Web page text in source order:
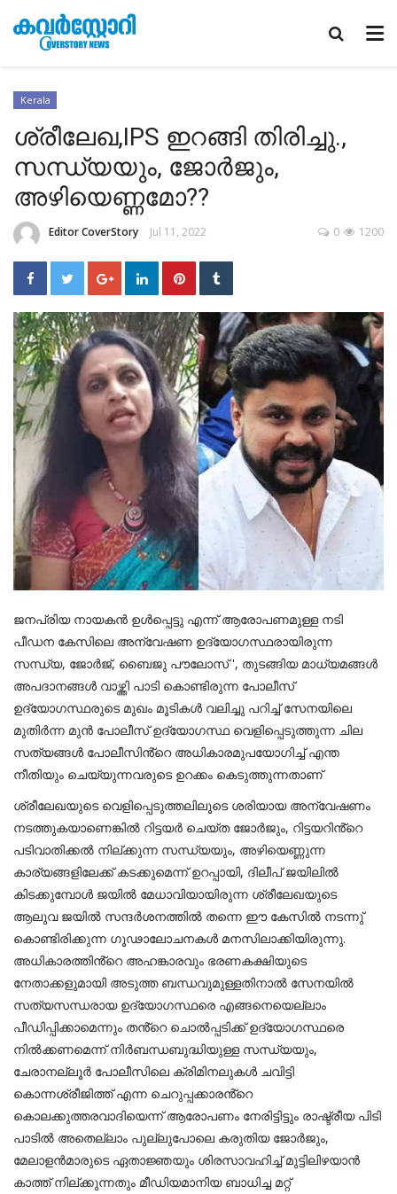
Kerala
ശ്രീലേഖ,IPS ഇറങ്ങി തിരിച്ചു.,
സന്ധ്യയും, ജോർജും,
അഴിയെണ്ണമോ??
Editor CoverStory Jul 11, 2022 1200
0
ജനപ്രിയ നായകൻ ഉൾപ്പെട്ടു എന്ന് ആരോപണമുള്ള നടി
പീഡന കേസിലെ അന്വേഷണ ഉദ്യോഗസ്ഥരായിരുന്ന
സന്ധ്യ, ജോർജ്, ബൈജു പൗലോസ് ', തുടങ്ങിയ മാധ്യമങ്ങൾ
അപദാനങ്ങൾ വാഴ്ത്തി പാടി കൊണ്ടിരുന്ന പോലീസ്
ഉദ്യോഗസ്ഥരുടെ മുഖം മൂടികൾ വലിച്ചു പറിച്ച് സേനയിലെ
മുതിർന്ന മുൻ പോലീസ് ഉദ്യോഗസ്ഥ വെളിപ്പെടുത്തുന്ന ചില
സത്യങ്ങൾ പോലീസിൻ്റെ അധികാരമുപയോഗിച്ച് എന്ത
നീതിയും ചെയ്യുന്നവരുടെ ഉറക്കം കെടുത്തുന്നതാണ്
ശ്രീലേഖയുടെ വെളിപ്പെടുത്തലിലൂടെ ശരിയായ അന്വേഷണം
നടത്തുകയാണെങ്കിൽ റിട്ടയർ ചെയ്ത ജോർജും, റിട്ടയറിൻ്റെ
പടിവാതിക്കൽ നില്ക്കുന്ന സന്ധ്യയും, അഴിയെണ്ണുന്ന
കാര്യങ്ങളിലേക്ക് കടക്കുമെന്ന് ഉറപ്പായി, ദിലീപ് ജയിലിൽ
കിടക്കുമ്പോൾ ജയിൽ മേധാവിയായിരുന്ന ശ്രീലേഖയുടെ
ആലുവ ജയിൽ സന്ദർശനത്തിൽ തന്നെ ഈ കേസിൽ നടന്നു്
കൊണ്ടിരിക്കുന്ന ഗൂഢാലോചനകൾ മനസിലാക്കിയിരുന്നു.
അധികാരത്തിൻ്റെ അഹങ്കാരവും ഭരണകക്ഷിയുടെ
നേതാക്കളുമായി അടുത്ത ബന്ധവുമുള്ളതിനാൽ സേനയിൽ
സത്യസന്ധരായ ഉദ്യോഗസ്ഥരെ എങ്ങനെയെല്ലാം
പീഡിപ്പിക്കാമെന്നും തൻ്റെ ചൊൽപ്പടിക്ക് ഉദ്യോഗസ്ഥരെ
നിൽക്കണമെന്ന് നിർബന്ധബുദ്ധിയുള്ള സന്ധ്യയും,
ചേരാനല്ലൂർ പോലീസിലെ ക്രിമിനലുകൾ ചവിട്ടി
കൊന്നശ്രീജിത്ത് എന്ന ചെറുപ്പക്കാരൻ്റെ
കൊലക്കുത്തരവാദിയെന്ന് ആരോപണം നേരിട്ടിട്ടും രാഷ്ട്രീയ പിടി
പാടിൽ അതെല്ലാം പുല്ലുപോലെ കരുതിയ ജോർജും,
മേലാളൻമാരുടെ ഏതാജ്ഞയും ശിരസാവഹിച്ച് മുട്ടിലിഴയാൻ
കാത്ത് നില്ക്കുന്നതും മീഡിയമാനിയ ബാധിച്ച മറ്റ്